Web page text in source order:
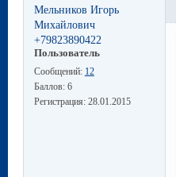
Мельников Игорь
Михайлович
+79823890422
Пользователь
Сообщений: 12
Баллов: 6
Регистрация: 28.01.2015